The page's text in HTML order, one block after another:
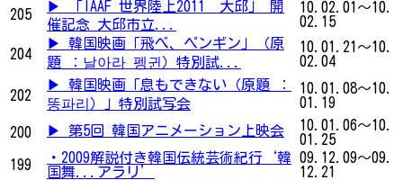
205
▶ 「IAAF 世界陸上2011 大邱」 開
催記念 大邱市立...
10.02.01～10.
02.15
204
▶ 韓国映画「飛べ、ペンギン」（原
題 ：날아라 펭귄）特別試...
10.01.21～10.
02.04
202
▶ 韓国映画「息もできない（原題 ：
똥파리）」特別試写会
10.01.08～10.
01.19
200 ▶ 第5回 韓国アニメーション上映会
10.01.06～10.
01.25
199
・2009解説付き韓国伝統芸術紀行‘韓
国舞...アラリ’
09.12.09～09.
12.21